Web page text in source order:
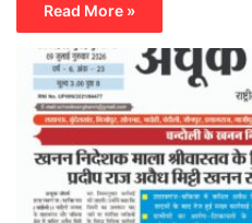
Read More »